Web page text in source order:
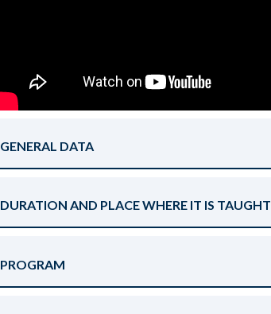
GENERAL DATA
DURATION AND PLACE WHERE IT IS TAUGHT
PROGRAM